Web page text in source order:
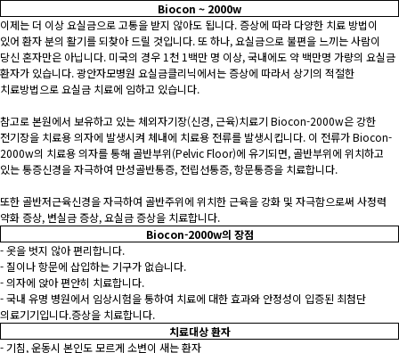
Biocon ~ 2000w
이제는 더 이상 요실금으로 고통을 받지 않아도 됩니다. 증상에 따라 다양한 치료 방법이
있어 환자 분의 활기를 되찾아 드릴 것입니다. 또 하나, 요실금으로 불편을 느끼는 사람이
당신 혼자만은 아닙니다. 미국의 경우 1천 1백만 명 이상, 국내에도 약 백만명 가량의 요실금
환자가 있습니다. 광안자모병원 요실금클리닉에서는 증상에 따라서 상기의 적절한
치료방법으로 요실금 치료에 임하고 있습니다.
참고로 본원에서 보유하고 있는 체외자기장(신경, 근육)치료기 Biocon-2000w은 강한
전기장을 치료용 의자에 발생시켜 체내에 치료용 전류를 발생시킵니다. 이 전류가 Biocon-
2000w의 치료용 의자를 통해 골반부위(Pelvic Floor)에 유기되면, 골반부위에 위치하고
있는 통증신경을 자극하여 만성골반통증, 전립선통증, 항문통증을 치료합니다.
또한 골반저근육신경을 자극하여 골반주위에 위치한 근육을 강화 및 자극함으로써 사정력
약화 증상, 변실금 증상, 요실금 증상을 치료합니다.
Biocon-2000w의 장점
- 옷을 벗지 않아 편리합니다.
- 질이나 항문에 삽입하는 기구가 없습니다.
- 의자에 앉아 편안히 치료합니다.
- 국내 유명 병원에서 임상시험을 통하여 치료에 대한 효과와 안정성이 입증된 최첨단
의료기기입니다.증상을 치료합니다.
치료대상 환자
- 기침, 운동시 본인도 모르게 소변이 새는 환자